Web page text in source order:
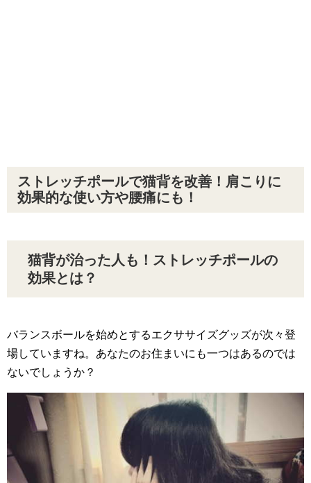
ストレッチポールで猫背を改善！肩こりに
効果的な使い方や腰痛にも！
猫背が治った人も！ストレッチポールの
効果とは？
バランスボールを始めとするエクササイズグッズが次々登
場していますね。あなたのお住まいにも一つはあるのでは
ないでしょうか？